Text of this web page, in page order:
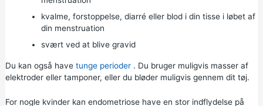
kvalme, forstoppelse, diarré eller blod i din tisse i løbet af
din menstruation
svært ved at blive gravid
Du kan også have tunge perioder. Du bruger muligvis masser af
elektroder eller tamponer, eller du bløder muligvis gennem dit tøj.
For nogle kvinder kan endometriose have en stor indflydelse på